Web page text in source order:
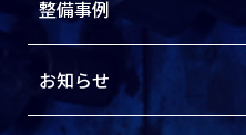
整備事例
お知らせ